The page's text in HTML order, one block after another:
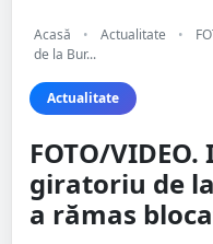
Acasă • Actualitate •
de la Bur...
Actualitate
FOTO/
giratoriu de
a rămas